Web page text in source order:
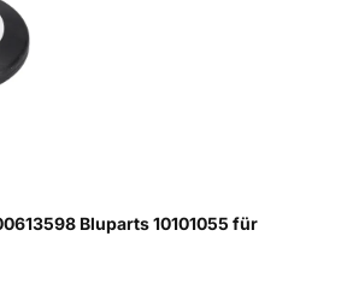
Bluparts 10101055 für